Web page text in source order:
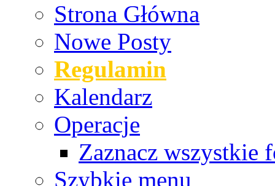
Strona Główna
Nowe Posty
Regulamin
Kalendarz
Operacje
Zaznacz wszystkie
Szybkie menu